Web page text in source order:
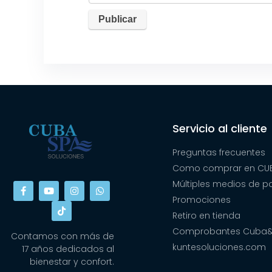
Contamos con más de
17 años dedicados al
bienestar y confort.
Servicio al cliente
Preguntas frecuentes
Como comprar en
Múltiples medios de
Promociones
Retiro en tienda
Comprobantes
kuntesoluciones.com